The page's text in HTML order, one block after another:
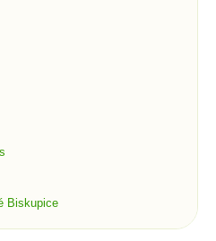
Biskupice